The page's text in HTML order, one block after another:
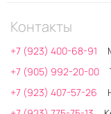
Контакты
+7 (923) 400-68-91
+7 (905) 992-20-00
+7 (923) 407-57-26